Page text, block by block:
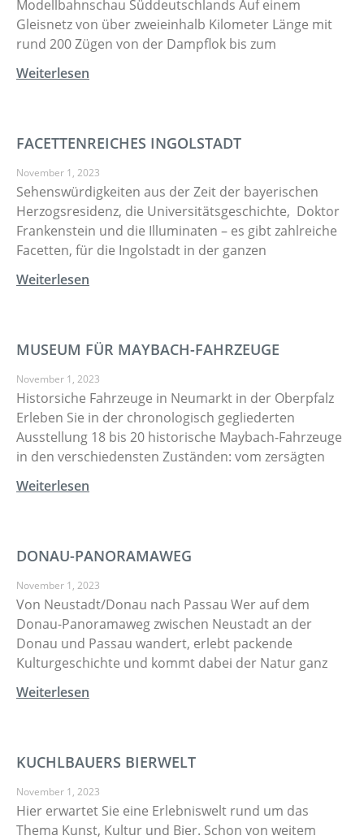
Modellbahnschau Süddeutschlands Auf einem
Gleisnetz von über zweieinhalb Kilometer Länge mit
rund 200 Zügen von der Dampflok bis zum
Weiterlesen
FACETTENREICHES INGOLSTADT
November 1, 2023
Sehenswürdigkeiten aus der Zeit der bayerischen
Herzogsresidenz, die Universitätsgeschichte, Doktor
Frankenstein und die Illuminaten – es gibt zahlreiche
Facetten, für die Ingolstadt in der ganzen
Weiterlesen
MUSEUM FÜR MAYBACH-FAHRZEUGE
November 1, 2023
Historsiche Fahrzeuge in Neumarkt in der Oberpfalz
Erleben Sie in der chronologisch gegliederten
Ausstellung 18 bis 20 historische Maybach-Fahrzeuge
in den verschiedensten Zuständen: vom zersägten
Weiterlesen
DONAU-PANORAMAWEG
November 1, 2023
Von Neustadt/Donau nach Passau Wer auf dem
Donau-Panoramaweg zwischen Neustadt an der
Donau und Passau wandert, erlebt packende
Kulturgeschichte und kommt dabei der Natur ganz
Weiterlesen
KUCHLBAUERS BIERWELT
November 1, 2023
Hier erwartet Sie eine Erlebniswelt rund um das
Thema Kunst, Kultur und Bier. Schon von weitem